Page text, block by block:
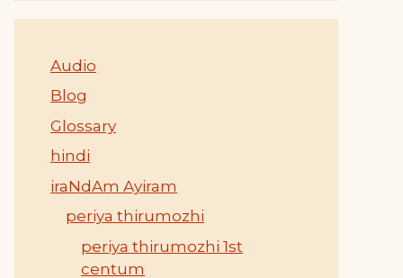
Audio
Blog
Glossary
hindi
iraNdAm Ayiram
periya thirumozhi
periya thirumozhi 1st
centum